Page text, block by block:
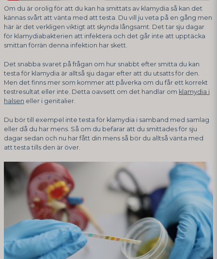
Om du är orolig för att du kan ha smittats av klamydia så kan det
kännas svårt att vänta med att testa. Du vill ju veta på en gång men
här är det verkligen viktigt att skynda långsamt. Det tar sju dagar
för klamydiabakterien att infektera och det går inte att upptäcka
smittan förrän denna infektion har skett.
Det snabba svaret på frågan om hur snabbt efter smitta du kan
testa för klamydia är alltså sju dagar efter att du utsatts för den.
Men det finns mer som kommer att påverka om du får ett korrekt
testresultat eller inte. Detta oavsett om det handlar om klamydia i
halsen eller i genitalier.
Du bör till exempel inte testa för klamydia i samband med samlag
eller då du har mens. Så om du befarar att du smittades för sju
dagar sedan och nu har fått din mens så bör du alltså vänta med
att testa tills den är över.